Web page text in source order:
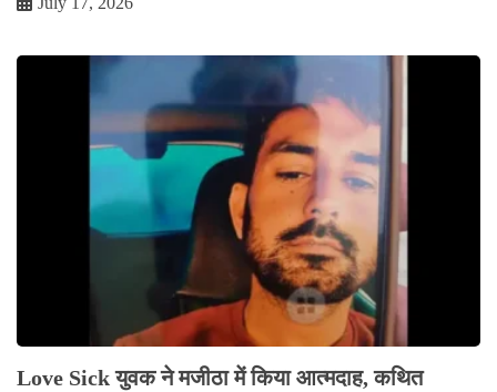
Love Sick युवक ने मजीठा में किया आत्मदाह, कथित